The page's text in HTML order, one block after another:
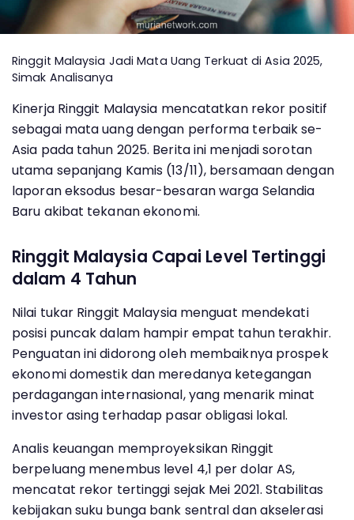
Ringgit Malaysia Jadi Mata Uang Terkuat di Asia 2025,
Simak Analisanya
Kinerja Ringgit Malaysia mencatatkan rekor positif
sebagai mata uang dengan performa terbaik se-
Asia pada tahun 2025. Berita ini menjadi sorotan
utama sepanjang Kamis (13/11), bersamaan dengan
laporan eksodus besar-besaran warga Selandia
Baru akibat tekanan ekonomi.
Ringgit Malaysia Capai Level Tertinggi
dalam 4 Tahun
Nilai tukar Ringgit Malaysia menguat mendekati
posisi puncak dalam hampir empat tahun terakhir.
Penguatan ini didorong oleh membaiknya prospek
ekonomi domestik dan meredanya ketegangan
perdagangan internasional, yang menarik minat
investor asing terhadap pasar obligasi lokal.
Analis keuangan memproyeksikan Ringgit
berpeluang menembus level 4,1 per dolar AS,
mencatat rekor tertinggi sejak Mei 2021. Stabilitas
kebijakan suku bunga bank sentral dan akselerasi